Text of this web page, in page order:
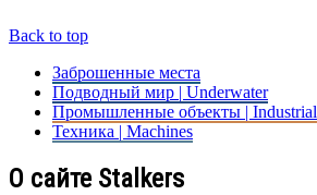
Back to top
Заброшенные места
Подводный мир | Underwater
Промышленные объекты | Industrial
Техника | Machines
О сайте Stalkers